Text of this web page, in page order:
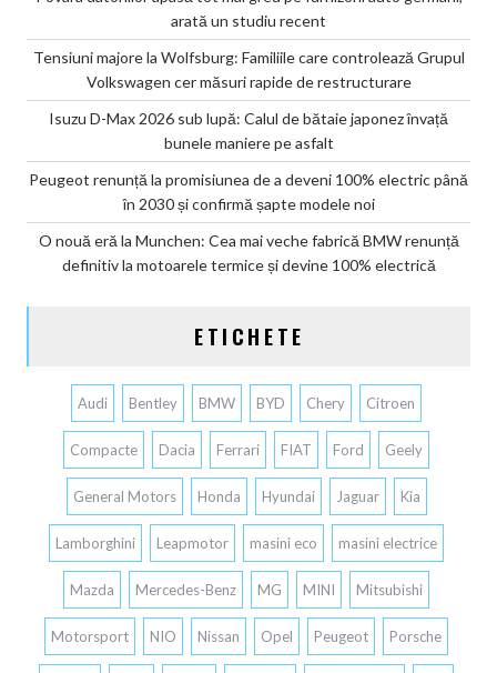
arată un studiu recent
Tensiuni majore la Wolfsburg: Familiile care controlează Grupul
Volkswagen cer măsuri rapide de restructurare
Isuzu D-Max 2026 sub lupă: Calul de bătaie japonez învață
bunele maniere pe asfalt
Peugeot renunță la promisiunea de a deveni 100% electric până
în 2030 și confirmă șapte modele noi
O nouă eră la Munchen: Cea mai veche fabrică BMW renunță
definitiv la motoarele termice și devine 100% electrică
ETICHETE
Audi Bentley BMW BYD Chery Citroen
Compacte Dacia Ferrari FIAT Ford Geely
General Motors Honda Hyundai Jaguar Kia
Lamborghini Leapmotor masini eco masini electrice
Mazda Mercedes-Benz MG MINI Mitsubishi
Motorsport NIO Nissan Opel Peugeot Porsche